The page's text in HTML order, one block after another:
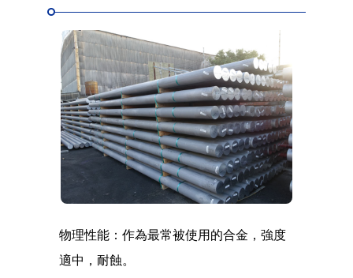
物理性能：作為最常被使用的合金，強度
適中，耐蝕。